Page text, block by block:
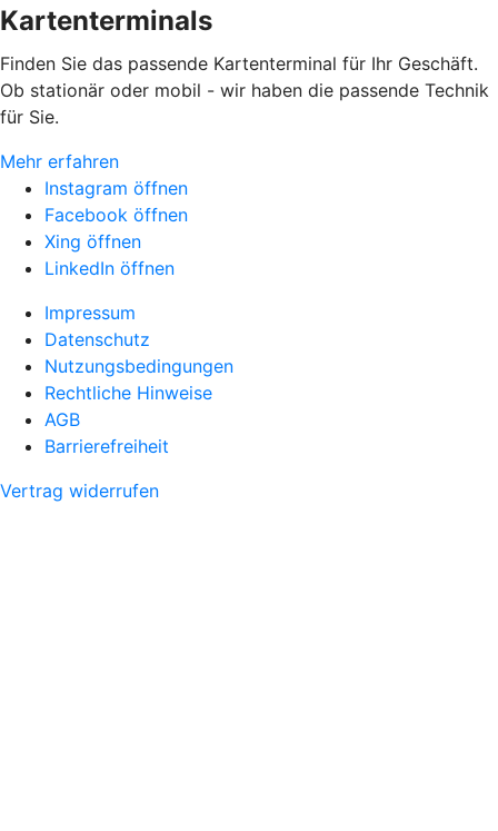
Kartenterminals
Finden Sie das passende Kartenterminal für Ihr Geschäft.
Ob stationär oder mobil - wir haben die passende Technik
für Sie.
Mehr erfahren
Instagram öffnen
Facebook öffnen
Xing öffnen
LinkedIn öffnen
Impressum
Datenschutz
Nutzungsbedingungen
Rechtliche Hinweise
AGB
Barrierefreiheit
Vertrag widerrufen